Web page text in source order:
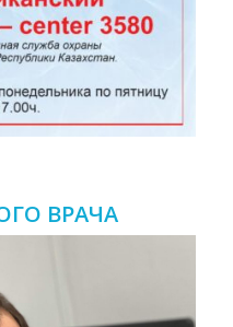
ВРАЧА